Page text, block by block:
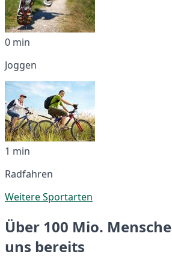
0 min
Joggen
1 min
Radfahren
Weitere Sportarten
Über 100 Mio.
uns bereits